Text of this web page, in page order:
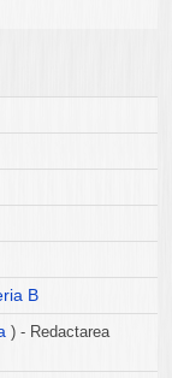
B
) - Redactarea